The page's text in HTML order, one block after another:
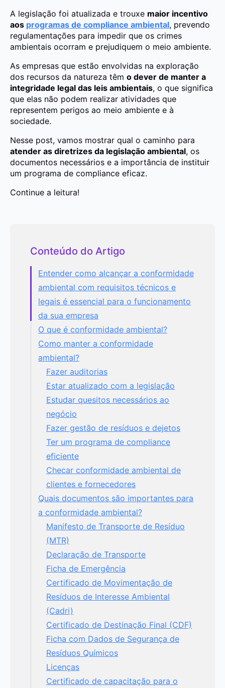
A legislação foi atualizada e trouxe maior incentivo
aos programas de compliance ambiental, prevendo
regulamentações para impedir que os crimes
ambientais ocorram e prejudiquem o meio ambiente.
As empresas que estão envolvidas na exploração
dos recursos da natureza têm o dever de manter a
integridade legal das leis ambientais, o que significa
que elas não podem realizar atividades que
representem perigos ao meio ambiente e à
sociedade.
Nesse post, vamos mostrar qual o caminho para
atender as diretrizes da legislação ambiental, os
documentos necessários e a importância de instituir
um programa de compliance eficaz.
Continue a leitura!
Conteúdo do Artigo
Entender como alcançar a conformidade
ambiental com requisitos técnicos e
legais é essencial para o funcionamento
da sua empresa
O que é conformidade ambiental?
Como manter a conformidade
ambiental?
Fazer auditorias
Estar atualizado com a legislação
Estudar quesitos necessários ao
negócio
Fazer gestão de resíduos e dejetos
Ter um programa de compliance
eficiente
Checar conformidade ambiental de
clientes e fornecedores
Quais documentos são importantes para
a conformidade ambiental?
Manifesto de Transporte de Resíduo
(MTR)
Declaração de Transporte
Ficha de Emergência
Certificado de Movimentação de
Resíduos de Interesse Ambiental
(Cadri)
Certificado de Destinação Final (CDF)
Ficha com Dados de Segurança de
Resíduos Químicos
Licenças
Certificado de capacitação para o